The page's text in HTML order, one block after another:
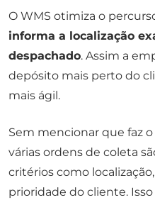
O WMS otimiza o
informa a localização
despachado. Assim a
depósito mais perto do
mais ágil.
Sem mencionar que faz o
várias ordens de coleta
critérios como
prioridade do cliente.